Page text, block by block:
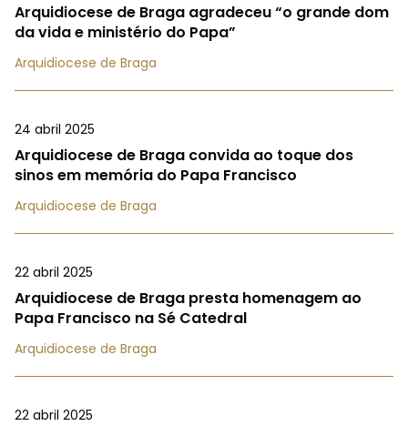
Arquidiocese de Braga agradeceu “o grande dom
da vida e ministério do Papa”
Arquidiocese de Braga
24 abril 2025
Arquidiocese de Braga convida ao toque dos
sinos em memória do Papa Francisco
Arquidiocese de Braga
22 abril 2025
Arquidiocese de Braga presta homenagem ao
Papa Francisco na Sé Catedral
Arquidiocese de Braga
22 abril 2025